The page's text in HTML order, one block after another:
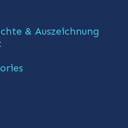
& Auszeichnung